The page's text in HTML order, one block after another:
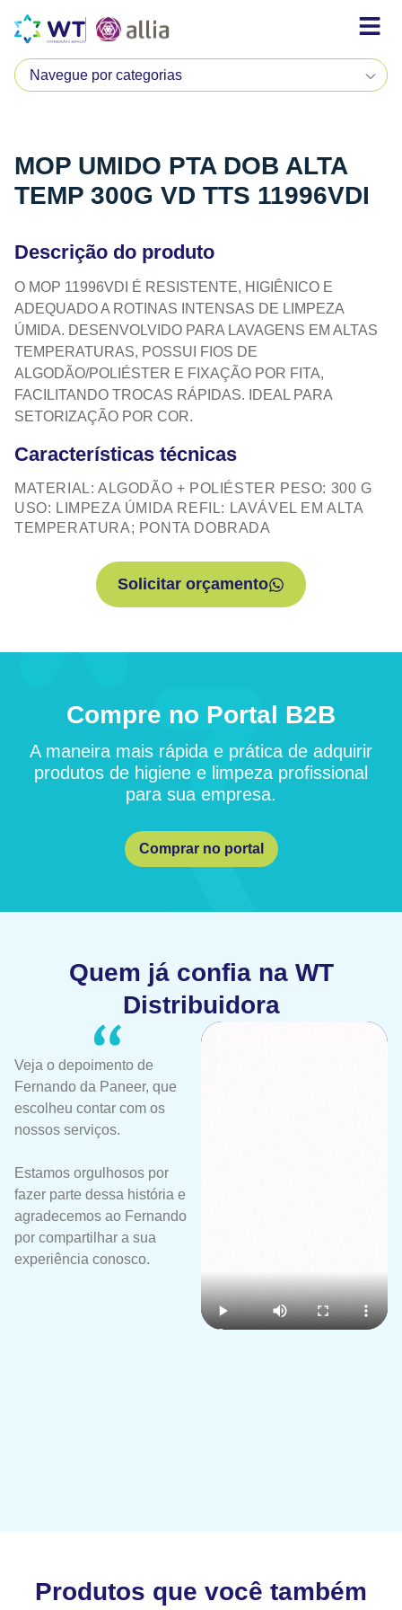
MOP UMIDO PTA DOB ALTA
TEMP 300G VD TTS 11996VDI
Descrição do produto
O MOP 11996VDI É RESISTENTE, HIGIÊNICO E
ADEQUADO A ROTINAS INTENSAS DE LIMPEZA
ÚMIDA. DESENVOLVIDO PARA LAVAGENS EM ALTAS
TEMPERATURAS, POSSUI FIOS DE
ALGODÃO/POLIÉSTER E FIXAÇÃO POR FITA,
FACILITANDO TROCAS RÁPIDAS. IDEAL PARA
SETORIZAÇÃO POR COR.
Características técnicas
MATERIAL: ALGODÃO + POLIÉSTER PESO: 300 G
USO: LIMPEZA ÚMIDA REFIL: LAVÁVEL EM ALTA
TEMPERATURA; PONTA DOBRADA
Solicitar orçamento
Compre no Portal B2B
A maneira mais rápida e prática de adquirir
produtos de higiene e limpeza profissional
para sua empresa.
Comprar no portal
Quem já confia na WT
Distribuidora
Veja o depoimento de
Fernando da Paneer, que
escolheu contar com os
nossos serviços.
Estamos orgulhosos por
fazer parte dessa história e
agradecemos ao Fernando
por compartilhar a sua
experiência conosco.
Produtos que você também